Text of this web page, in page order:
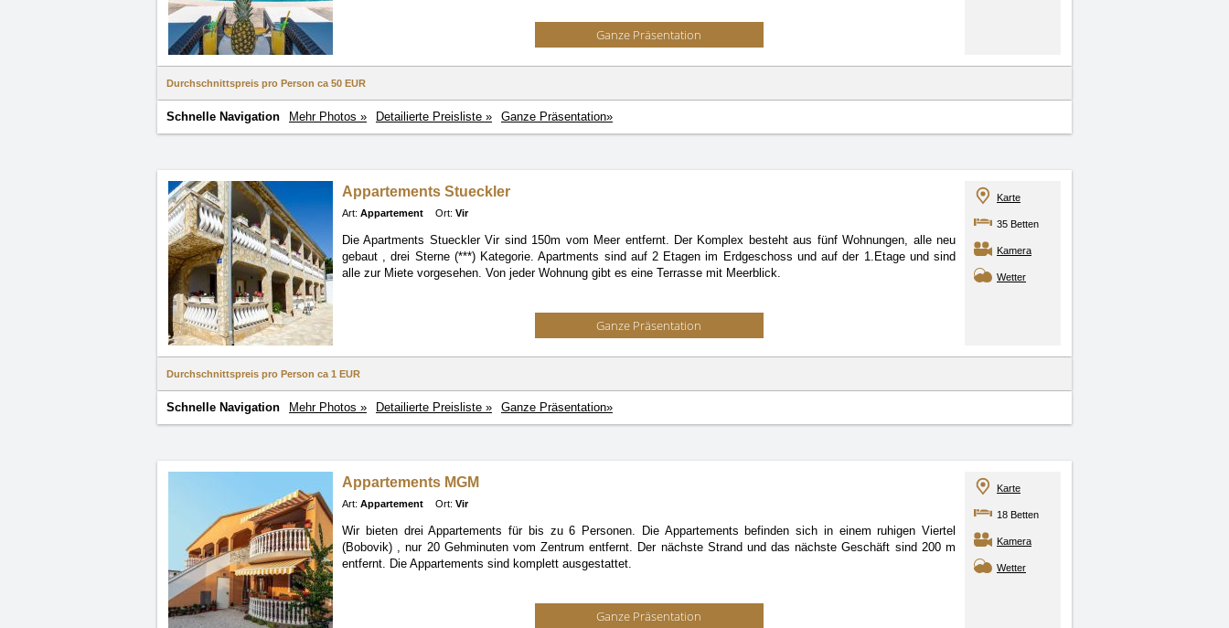
Ganze Präsentation
Durchschnittspreis pro Person ca 50 EUR
Schnelle Navigation Mehr Photos » Detailierte Preisliste » Ganze Präsentation»
Appartements Stueckler
Art: Appartement Ort: Vir
Die Apartments Stueckler Vir sind 150m vom Meer entfernt. Der Komplex besteht aus fünf Wohnungen, alle neu
gebaut , drei Sterne (***) Kategorie. Apartments sind auf 2 Etagen im Erdgeschoss und auf der 1.Etage und sind
alle zur Miete vorgesehen. Von jeder Wohnung gibt es eine Terrasse mit Meerblick.
Ganze Präsentation
Karte
35 Betten
Kamera
Wetter
Durchschnittspreis pro Person ca 1 EUR
Schnelle Navigation Mehr Photos » Detailierte Preisliste » Ganze Präsentation»
Appartements MGM
Art: Appartement Ort: Vir
Wir bieten drei Appartements für bis zu 6 Personen. Die Appartements befinden sich in einem ruhigen Viertel
(Bobovik) , nur 20 Gehminuten vom Zentrum entfernt. Der nächste Strand und das nächste Geschäft sind 200 m
entfernt. Die Appartements sind komplett ausgestattet.
Ganze Präsentation
Karte
18 Betten
Kamera
Wetter